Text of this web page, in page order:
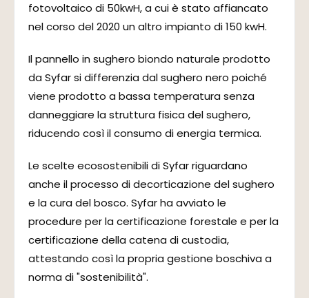
fotovoltaico di 50kwH, a cui è stato affiancato
nel corso del 2020 un altro impianto di 150 kwH.
Il pannello in sughero biondo naturale prodotto
da Syfar si differenzia dal sughero nero poiché
viene prodotto a bassa temperatura senza
danneggiare la struttura fisica del sughero,
riducendo così il consumo di energia termica.
Le scelte ecosostenibili di Syfar riguardano
anche il processo di decorticazione del sughero
e la cura del bosco. Syfar ha avviato le
procedure per la certificazione forestale e per la
certificazione della catena di custodia,
attestando così la propria gestione boschiva a
norma di "sostenibilità".